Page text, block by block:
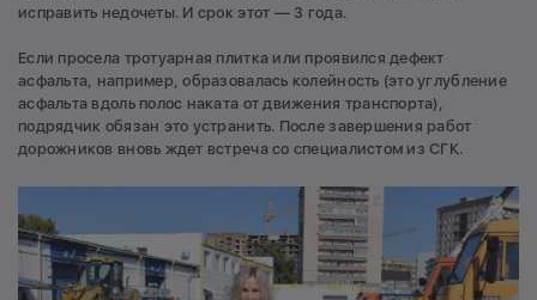
исправить недочеты. И срок этот — 3 года.
Если просела тротуарная плитка или проявился дефект
асфальта, например, образовалась колейность (это углубление
асфальта вдоль полос наката от движения транспорта),
подрядчик обязан это устранить. После завершения работ
дорожников вновь ждет встреча со специалистом из СГК.